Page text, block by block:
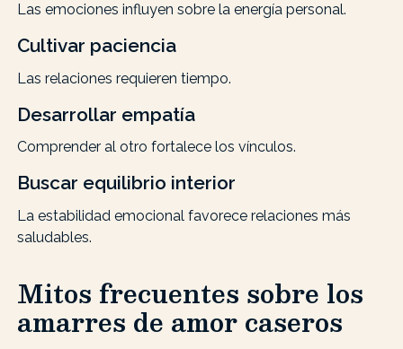
Las emociones influyen sobre la energía personal.
Cultivar paciencia
Las relaciones requieren tiempo.
Desarrollar empatía
Comprender al otro fortalece los vínculos.
Buscar equilibrio interior
La estabilidad emocional favorece relaciones más
saludables.
Mitos frecuentes sobre los
amarres de amor caseros